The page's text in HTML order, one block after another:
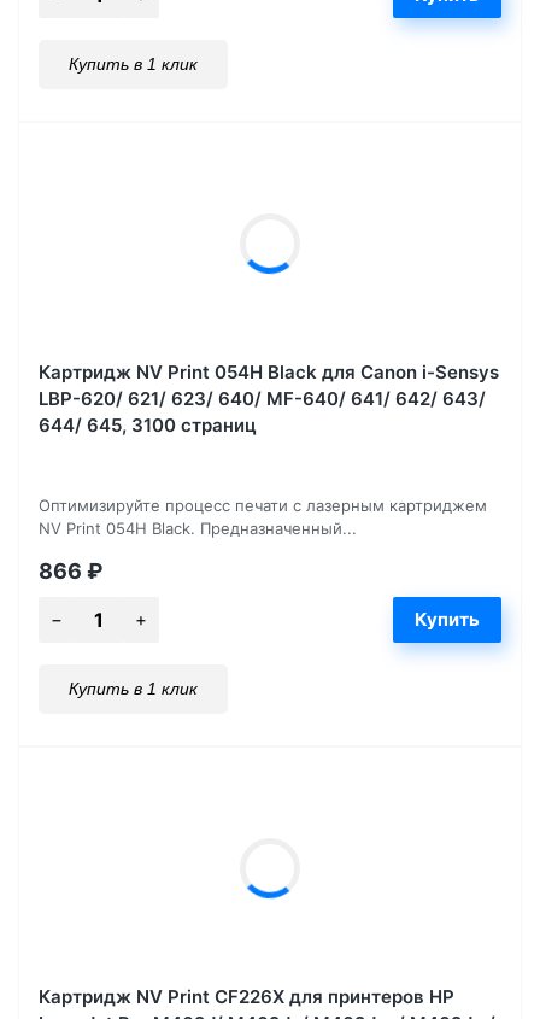
Купить в 1 клик
Картридж NV Print 054H Black для Canon i-Sensys
LBP-620/ 621/ 623/ 640/ MF-640/ 641/ 642/ 643/
644/ 645, 3100 страниц
Оптимизируйте процесс печати с лазерным картриджем
NV Print 054H Black. Предназначенный...
866 ₽
Купить в 1 клик
Картридж NV Print CF226X для принтеров HP